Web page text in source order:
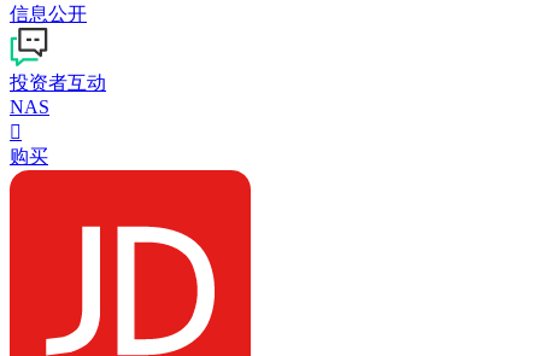
信息公开
投资者互动
NAS

购买